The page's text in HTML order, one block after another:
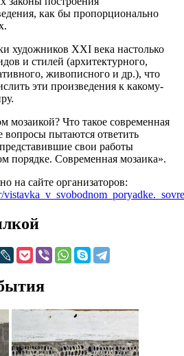
как бы пропорционально
художников ХХI века настолько
и стилей (архитектурного,
живописного и др.), что
эти произведения к какому-
мозаикой? Что такое современная
вопросы пытаются ответить
свои работы
порядке. Современная мозаика».
на сайте организаторов: